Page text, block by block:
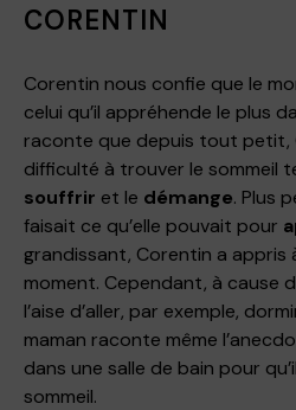
CORENTIN
Corentin nous confie que le
celui qu’il appréhende le plus
raconte que depuis tout petit,
difficulté à trouver le sommeil
souffrir et le démange. Plus
faisait ce qu’elle pouvait pour
grandissant, Corentin a appris
moment. Cependant, à cause
l’aise d’aller, par exemple,
maman raconte même
dans une salle de bain pour
sommeil.